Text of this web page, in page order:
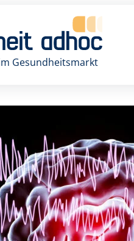
Gesundheitsmarkt